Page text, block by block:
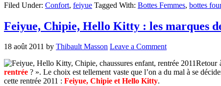
Filed Under: Confort, feiyue Tagged With: Bottes Femmes, bottes
Feiyue, Chipie, Hello Kitty : les marques
18 août 2011 by Thibault Masson Leave a Comment
Retour
rentrée ? ». Le choix est tellement vaste que l’on a du mal à se
cette rentrée 2011 : Feiyue, Chipie et Hello Kitty.